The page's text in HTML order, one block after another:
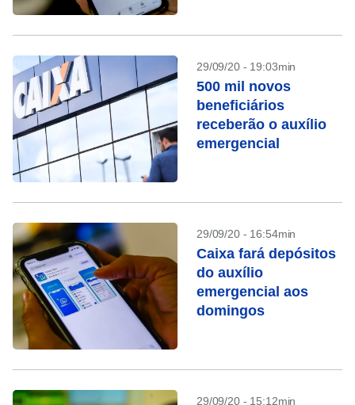
29/09/20 - 19:03min
500 mil novos
beneficiários
receberão o auxílio
emergencial
29/09/20 - 16:54min
Caixa fará depósitos
do auxílio
emergencial aos
domingos
29/09/20 - 15:12min